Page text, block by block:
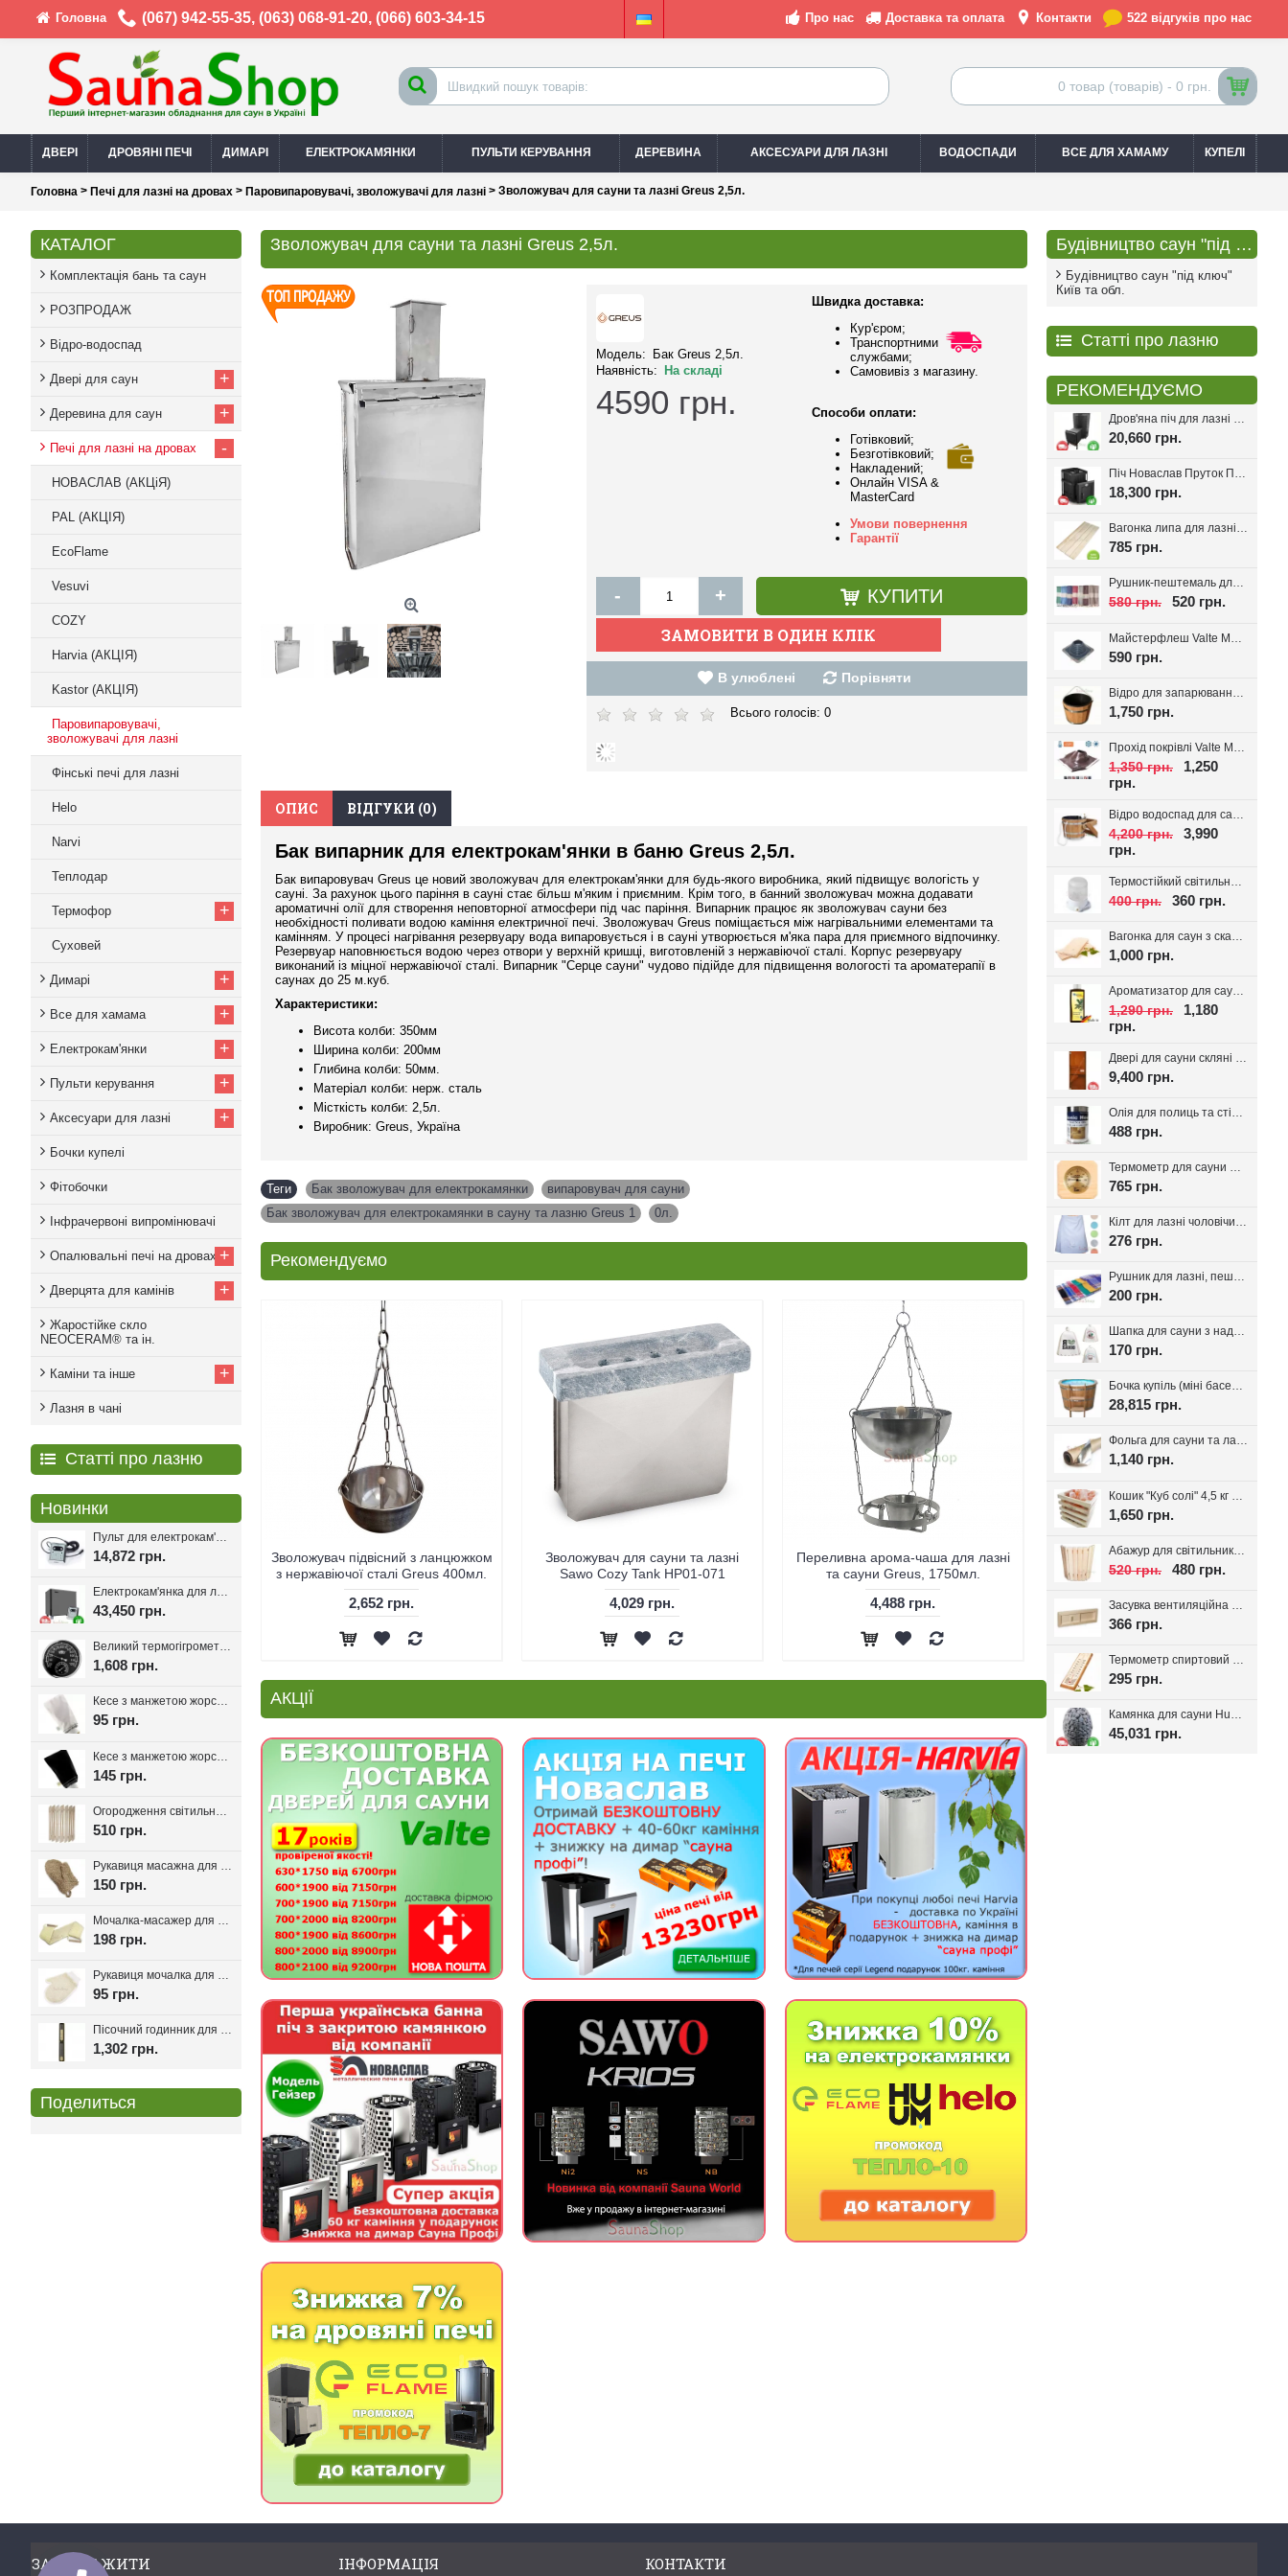
Головна (067) 942-55-35, (063) 068-91-20, (066) 603-34-15 Про нас Доставка та оплата Контакти 522 відгуків про нас
0 товар (товарів) - 0 грн.
ДВЕРІ ДРОВЯНІ ПЕЧІ ДИМАРІ ЕЛЕКТРОКАМЯНКИ ПУЛЬТИ КЕРУВАННЯ ДЕРЕВИНА АКСЕСУАРИ ДЛЯ ЛАЗНІ ВОДОСПАДИ ВСЕ ДЛЯ ХАМАМУ КУПЕЛІ
Головна > Печі для лазні на дровах > Паровипаровувачі, зволожувачі для лазні > Зволожувач для сауни та лазні Greus 2,5л.
КАТАЛОГ
Комплектація бань та саун
РОЗПРОДАЖ
Відро-водоспад
Двері для саун +
Деревина для саун +
Печі для лазні на дровах -
НОВАСЛАВ (АКЦіЯ)
PAL (АКЦІЯ)
EcoFlame
Vesuvi
COZY
Harvia (АКЦІЯ)
Kastor (АКЦІЯ)
Паровипаровувачі,
зволожувачі для лазні
Фінські печі для лазні
Helo
Narvi
Теплодар
Термофор +
Суховей
Димарі +
Все для хамама +
Електрокам'янки +
Пульти керування +
Аксесуари для лазні +
Бочки купелі
Фітобочки
Інфрачервоні випромінювачі
Опалювальні печі на дровах +
Дверцята для камінів +
Жаростійке скло
NEOCERAM® та ін.
Каміни та інше +
Лазня в чані
Статті про лазню
Новинки
Пульт для електрокам'янки EcoFlame Con-6, 18-25 кВт.
14,872 грн.
Електрокам'янка для лазні Eco Flame SAM D-27 27 кВт + пульт CON6
43,450 грн.
Великий термогігрометр для лазні Tesli D205 Black
1,608 грн.
Кесе з манжетою жорсткість мяка, Kelebekkese (Манжета)
95 грн.
145 грн.
510 грн.
150 грн.
198 грн.
Рукавиця мочалка для лазні та хамаму двостороння з сизалі
95 грн.
Пісочний годинник для лазні Harvia Helmi Chocolate
1,302 грн.
Поделиться
Будівництво саун "під ключ"
Будівництво саун "під ключ"
Київ та обл.
Статті про лазню
РЕКОМЕНДУЄМО
Дров'яна піч для лазні PAL PR-18L
20,660 грн.
Піч Новаслав Пруток ПКС-01П, до 12м.куб.
18,300 грн.
Вагонка липа для лазні Valte Classic 70*14мм. (Перший сорт)
785 грн.
Рушник-пештемаль для лазні, хамаму, на пляж Діамант, вибір кольору
580 грн. 520 грн.
590 грн.
1,750 грн.
1,350 грн.
1,250
грн.
4,200 грн.
3,990
грн.
400 грн. 360 грн.
1,000 грн.
Ароматизатор для сауни Spitzner SAUNAMED 190мл.
1,290 грн.
1,180
грн.
Двері для сауни скляні VALTE Бронза 700*1900
9,400 грн.
Олія для полиць та стін сауни Bionic House 0.8л, Україна
488 грн.
Термометр для сауни Sawo 220-TP
765 грн.
Кілт для лазні чоловічий, вафельне полотно
276 грн.
Рушник для лазні, пештемаль Класика, 1шт
200 грн.
Шапка для сауни з надписом, білий фетр 100%, вибір надпису
170 грн.
Бочка купіль (міні басейн) з дуба + PP вставка
28,815 грн.
Фольга для сауни та лазні на паперовій основі, 30 м.кв. Україна
1,140 грн.
1,650 грн.
520 грн. 480 грн.
366 грн.
295 грн.
Камянка для сауни Huum Drop 9 кВт
45,031 грн.
Зволожувач для сауни та лазні Greus 2,5л.
Модель:
Бак Greus 2,5л.
Наявність:
На складі
4590 грн.
Швидка доставка:
Кур'єром;
Транспортними
службами;
Самовивіз з магазину.
Способи оплати:
Готівковий;
Безготівковий;
Накладений;
Онлайн VISA &
MasterCard
Умови повернення
Гарантії
- + КУПИТИ
В улюблені Порівняти
Всього голосів: 0
ОПИС ВІДГУКИ (0)
Бак випарник для електрокам'янки в баню Greus 2,5л.
Бак випаровувач Greus це новий зволожувач для електрокам'янки для будь-якого виробника, який підвищує вологість у
сауні. За рахунок цього паріння в сауні стає більш м'яким і приємним. Крім того, в банний зволожувач можна додавати
ароматичні олії для створення неповторної атмосфери під час паріння. Випарник працює як зволожувач сауни без
необхідності поливати водою каміння електричної печі. Зволожувач Greus поміщається між нагрівальними елементами та
камінням. У процесі нагрівання резервуару вода випаровується і в сауні утворюється м'яка пара для приємного відпочинку.
Резервуар наповнюється водою через отвори у верхній кришці, виготовленій з нержавіючої сталі. Корпус резервуару
виконаний із міцної нержавіючої сталі. Випарник "Серце сауни" чудово підійде для підвищення вологості та ароматерапії в
саунах до 25 м.куб.
Характеристики:
Висота колби: 350мм
Ширина колби: 200мм
Глибина колби: 50мм.
Матеріал колби: нерж. сталь
Місткість колби: 2,5л.
Виробник: Greus, Україна
Теги Бак зволожувач для електрокамянки випаровувач для сауни
Бак зволожувач для електрокамянки в сауну та лазню Greus 1
0л.
Рекомендуємо
Зволожувач підвісний з ланцюжком
з нержавіючої сталі Greus 400мл.
2,652 грн.
Зволожувач для сауни та лазні
Sawo Cozy Tank HP01-071
4,029 грн.
Переливна арома-чаша для лазні
та сауни Greus, 1750мл.
4,488 грн.
АКЦІЇ
ЗАВАНТАЖИТИ ІНФОРМАЦІЯ КОНТАКТИ